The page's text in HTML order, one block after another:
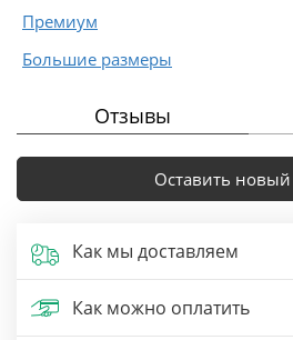
Премиум
Большие размеры
Отзывы
Оставить
Как мы доставляем
Как можно оплатить